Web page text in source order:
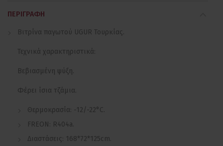
ΠΕΡΙΓΡΑΦΉ
Βιτρίνα παγωτού UGUR Τουρκίας.
Τεχνικά χαρακτηριστικά:
Βεβιασμένη ψύξη.
Φέρει ίσια τζάμια.
Θερμοκρασία: -12/-22°C.
FREON: R404a.
Διαστάσεις: 168*72*125cm.